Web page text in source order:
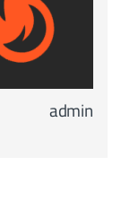
admin